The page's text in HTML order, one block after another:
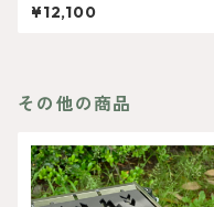
¥12,100
その他の商品